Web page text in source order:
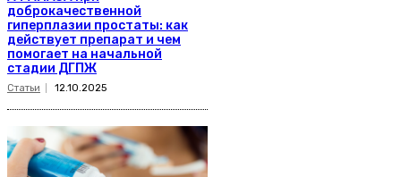
доброкачественной
гиперплазии простаты: как
действует препарат и чем
помогает на начальной
стадии ДГПЖ
Статьи 12.10.2025